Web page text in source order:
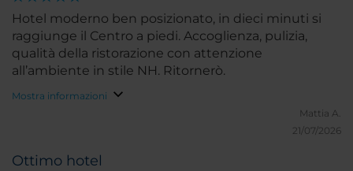
Hotel moderno ben posizionato, in dieci minuti si
raggiunge il Centro a piedi. Accoglienza, pulizia,
qualità della ristorazione con attenzione
all’ambiente in stile NH. Ritornerò.
Mostra informazioni
Mattia A.
21/07/2026
Ottimo hotel